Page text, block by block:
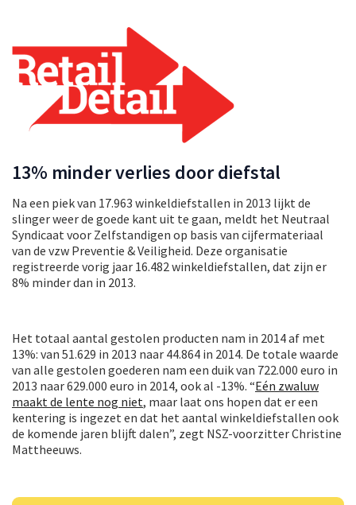
13% minder verlies door diefstal
Na een piek van 17.963 winkeldiefstallen in 2013 lijkt de
slinger weer de goede kant uit te gaan, meldt het Neutraal
Syndicaat voor Zelfstandigen op basis van cijfermateriaal
van de vzw Preventie & Veiligheid. Deze organisatie
registreerde vorig jaar 16.482 winkeldiefstallen, dat zijn er
8% minder dan in 2013.
Het totaal aantal gestolen producten nam in 2014 af met
13%: van 51.629 in 2013 naar 44.864 in 2014. De totale waarde
van alle gestolen goederen nam een duik van 722.000 euro in
2013 naar 629.000 euro in 2014, ook al -13%. “Eén zwaluw
maakt de lente nog niet, maar laat ons hopen dat er een
kentering is ingezet en dat het aantal winkeldiefstallen ook
de komende jaren blijft dalen”, zegt NSZ-voorzitter Christine
Mattheeuws.